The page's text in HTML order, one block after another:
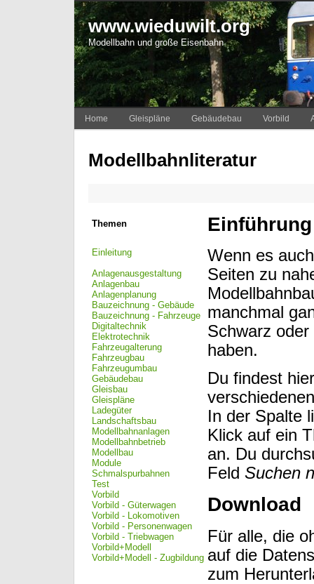
www.wieduwilt.org
Modellbahn und große Eisenbahn
Home Gleispläne Gebäudebau Vorbild
Modellbahnliteratur
Themen
Einleitung
Anlagenausgestaltung
Anlagenbau
Anlagenplanung
Bauzeichnung - Gebäude
Bauzeichnung - Fahrzeuge
Digitaltechnik
Elektrotechnik
Fahrzeugalterung
Fahrzeugbau
Fahrzeugumbau
Gebäudebau
Gleisbau
Gleispläne
Ladegüter
Landschaftsbau
Modellbahnanlagen
Modellbahnbetrieb
Modellbau
Module
Schmalspurbahnen
Test
Vorbild
Vorbild - Güterwagen
Vorbild - Lokomotiven
Vorbild - Personenwagen
Vorbild - Triebwagen
Vorbild+Modell
Vorbild+Modell - Zugbildung
Einführung
Wenn es
Seiten zu
manchmal
Schwarz
haben.
Du findest
In der Spalte
Klick auf ein
an. Du
Feld Suchen
Download
Für alle, die
auf die
zum